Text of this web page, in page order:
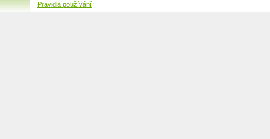
Pravidla používání